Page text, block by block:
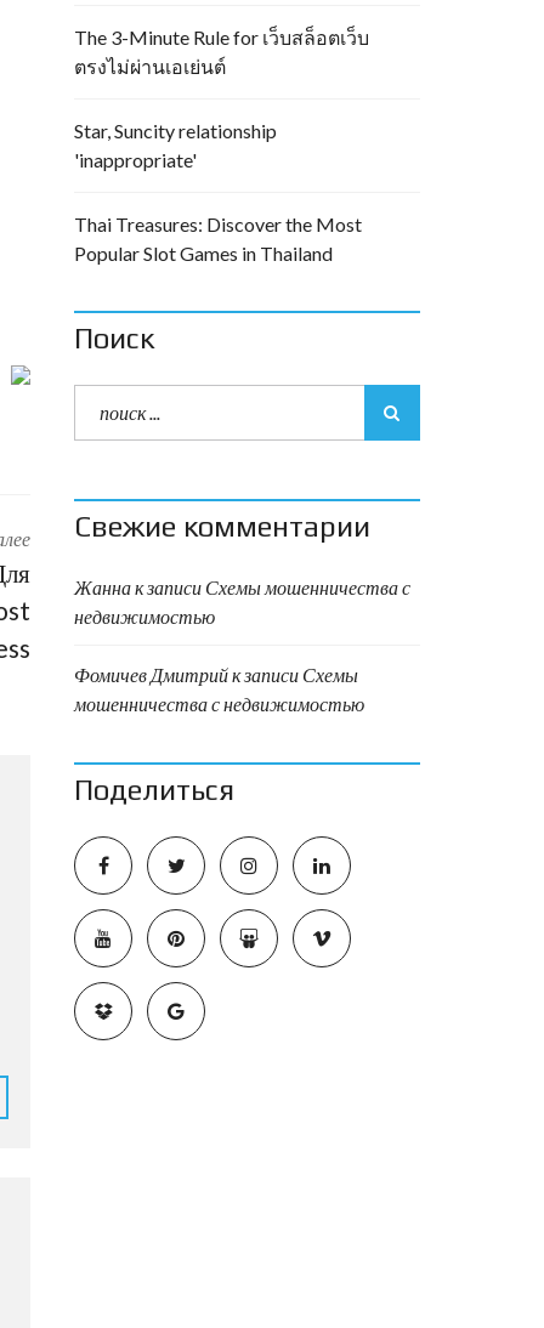
The 3-Minute Rule for เว็บสล็อตเว็บ
ตรงไม่ผ่านเอเย่นต์
Star, Suncity relationship
'inappropriate'
Thai Treasures: Discover the Most
Popular Slot Games in Thailand
Поиск
Свежие комментарии
Жаннак записи Схемы мошенничества с
недвижимостью
Фомичев Дмитрийк записи Схемы
мошенничества с недвижимостью
Поделиться